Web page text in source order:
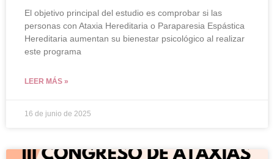
El objetivo principal del estudio es comprobar si las
personas con Ataxia Hereditaria o Paraparesia Espástica
Hereditaria aumentan su bienestar psicológico al realizar
este programa
LEER MÁS »
16 de junio de 2025